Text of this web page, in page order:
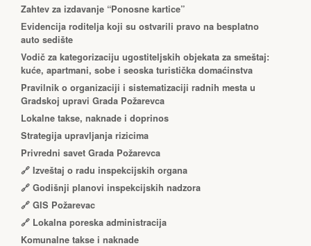
Zahtev za izdavanje “Ponosne kartice”
Еvidencija roditelja koji su ostvarili pravo na besplatno
auto sedište
Vodič za kategorizaciju ugostiteljskih objekata za smeštaj:
kuće, apartmani, sobe i seoska turistička domaćinstva
Pravilnik o organizaciji i sistematizaciji radnih mesta u
Gradskoj upravi Grada Požarevca
Lokalne takse, naknade i doprinos
Strategija upravljanja rizicima
Privredni savet Grada Požarevca
🔗 Izveštaj o radu inspekcijskih organa
🔗 Godišnji planovi inspekcijskih nadzora
🔗 GIS Požarevac
🔗 Lokalna poreska administracija
Komunalne takse i naknade